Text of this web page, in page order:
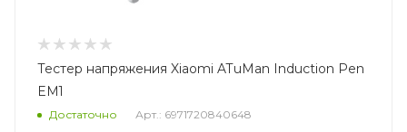
Тестер напряжения Xiaomi ATuMan Induction Pen
EM1
Достаточно Арт.: 6971720840648